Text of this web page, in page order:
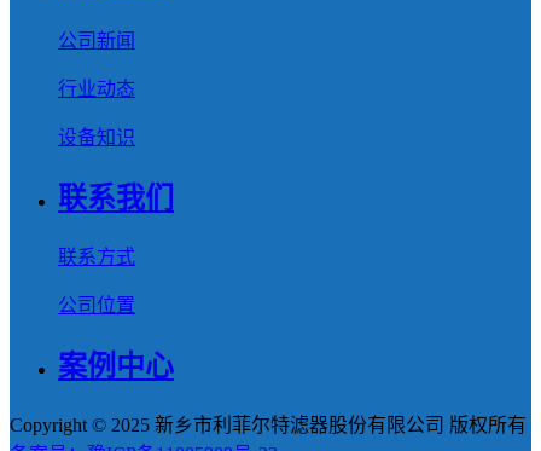
公司新闻
行业动态
设备知识
联系我们
联系方式
公司位置
案例中心
Copyright © 2025 新乡市利菲尔特滤器股份有限公司 版权所有